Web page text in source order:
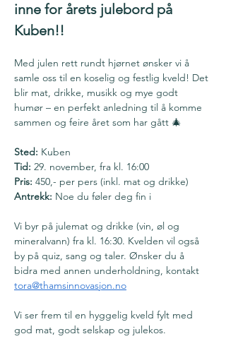
inne for årets julebord på
Kuben!!
Med julen rett rundt hjørnet ønsker vi å
samle oss til en koselig og festlig kveld! Det
blir mat, drikke, musikk og mye godt
humør – en perfekt anledning til å komme
sammen og feire året som har gått 🎄
Sted: Kuben
Tid: 29. november, fra kl. 16:00
Pris: 450,- per pers (inkl. mat og drikke)
Antrekk: Noe du føler deg fin i
Vi byr på julemat og drikke (vin, øl og
mineralvann) fra kl. 16:30. Kvelden vil også
by på quiz, sang og taler. Ønsker du å
bidra med annen underholdning, kontakt
tora@thamsinnovasjon.no
Vi ser frem til en hyggelig kveld fylt med
god mat, godt selskap og julekos.